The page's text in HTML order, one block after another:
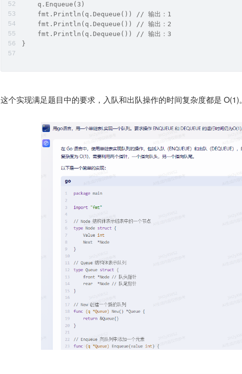
    q.Enqueue(3)
    fmt.Println(q.Dequeue()) // 输出：1
    fmt.Println(q.Dequeue()) // 输出：2
    fmt.Println(q.Dequeue()) // 输出：3
}
这个实现满足题目中的要求，入队和出队操作的时间复杂度都是 O(1)。